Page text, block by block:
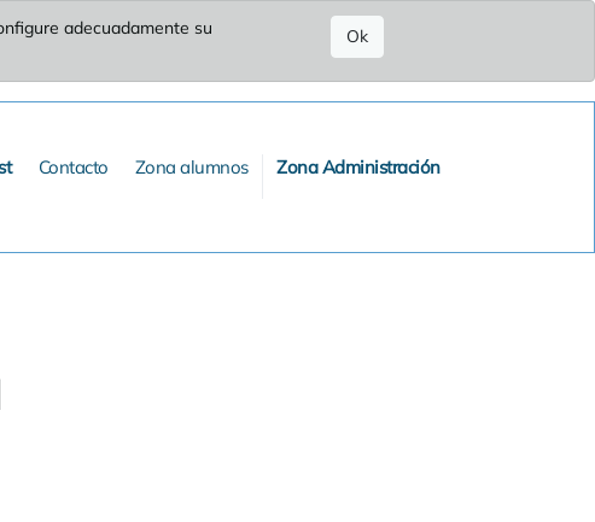
adecuadamente su
Ok
Contacto Zona alumnos Zona Administración